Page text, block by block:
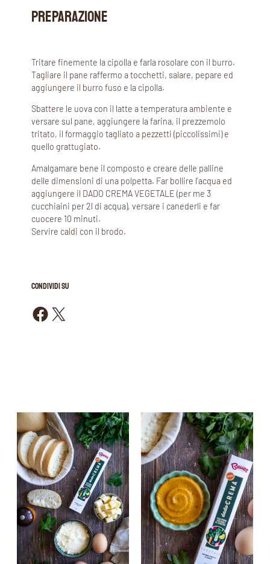
PREPARAZIONE
Tritare finemente la cipolla e farla rosolare con il burro.
Tagliare il pane raffermo a tocchetti, salare, pepare ed
aggiungere il burro fuso e la cipolla.
Sbattere le uova con il latte a temperatura ambiente e
versare sul pane, aggiungere la farina, il prezzemolo
tritato, il formaggio tagliato a pezzetti (piccolissimi) e
quello grattugiato.
Amalgamare bene il composto e creare delle palline
delle dimensioni di una polpetta. Far bollire l’acqua ed
aggiungere il DADO CREMA VEGETALE (per me 3
cucchiaini per 2l di acqua), versare i canederli e far
cuocere 10 minuti.
Servire caldi con il brodo.
CONDIVIDI SU
Condividi su Facebook Condividi su X